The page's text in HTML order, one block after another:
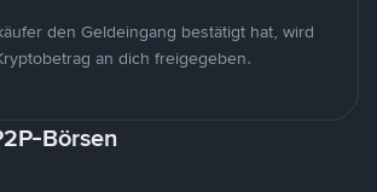
den Geldeingang bestätigt hat, wird
an dich freigegeben.
Börsen